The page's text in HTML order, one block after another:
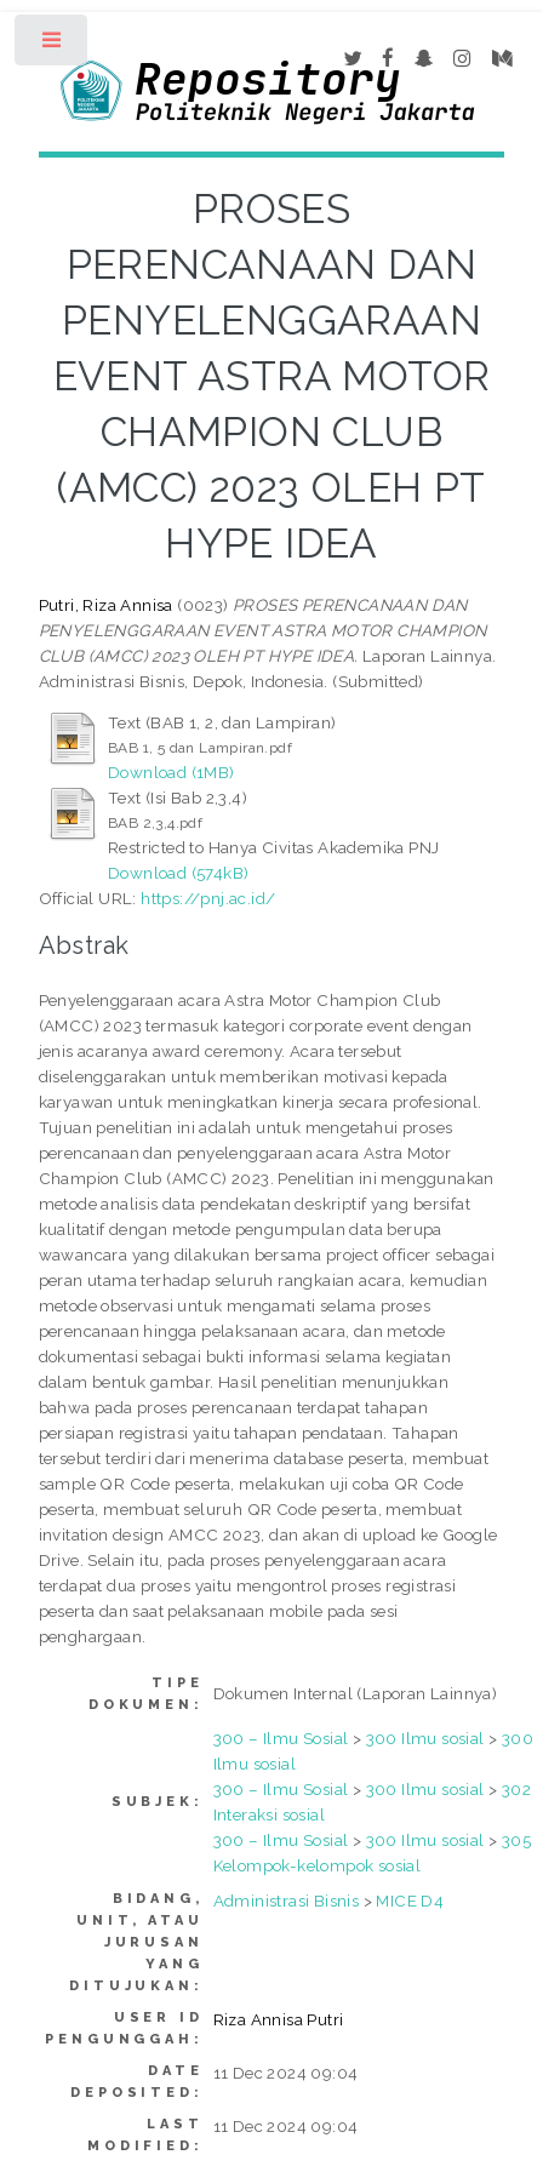
PROSES
PERENCANAAN DAN
PENYELENGGARAAN
EVENT ASTRA MOTOR
CHAMPION CLUB
(AMCC) 2023 OLEH PT
HYPE IDEA
Putri, Riza Annisa (0023) PROSES PERENCANAAN DAN
PENYELENGGARAAN EVENT ASTRA MOTOR CHAMPION
CLUB (AMCC) 2023 OLEH PT HYPE IDEA. Laporan Lainnya.
Administrasi Bisnis, Depok, Indonesia. (Submitted)
Text (BAB 1, 2, dan Lampiran)
BAB 1, 5 dan Lampiran.pdf
Download (1MB)
Text (Isi Bab 2,3,4)
BAB 2,3,4.pdf
Restricted to Hanya Civitas Akademika PNJ
Download (574kB)
Official URL: https://pnj.ac.id/
Abstrak
Penyelenggaraan acara Astra Motor Champion Club
(AMCC) 2023 termasuk kategori corporate event dengan
jenis acaranya award ceremony. Acara tersebut
diselenggarakan untuk memberikan motivasi kepada
karyawan untuk meningkatkan kinerja secara profesional.
Tujuan penelitian ini adalah untuk mengetahui proses
perencanaan dan penyelenggaraan acara Astra Motor
Champion Club (AMCC) 2023. Penelitian ini menggunakan
metode analisis data pendekatan deskriptif yang bersifat
kualitatif dengan metode pengumpulan data berupa
wawancara yang dilakukan bersama project officer sebagai
peran utama terhadap seluruh rangkaian acara, kemudian
metode observasi untuk mengamati selama proses
perencanaan hingga pelaksanaan acara, dan metode
dokumentasi sebagai bukti informasi selama kegiatan
dalam bentuk gambar. Hasil penelitian menunjukkan
bahwa pada proses perencanaan terdapat tahapan
persiapan registrasi yaitu tahapan pendataan. Tahapan
tersebut terdiri dari menerima database peserta, membuat
sample QR Code peserta, melakukan uji coba QR Code
peserta, membuat seluruh QR Code peserta, membuat
invitation design AMCC 2023, dan akan di upload ke Google
Drive. Selain itu, pada proses penyelenggaraan acara
terdapat dua proses yaitu mengontrol proses registrasi
peserta dan saat pelaksanaan mobile pada sesi
penghargaan.
TIPE
DOKUMEN:
Dokumen Internal (Laporan Lainnya)
SUBJEK:
300 – Ilmu Sosial > 300 Ilmu sosial > 300
Ilmu sosial
300 – Ilmu Sosial > 300 Ilmu sosial > 302
Interaksi sosial
300 – Ilmu Sosial > 300 Ilmu sosial > 305
Kelompok-kelompok sosial
BIDANG,
UNIT, ATAU
JURUSAN
YANG
DITUJUKAN:
Administrasi Bisnis > MICE D4
USER ID
PENGUNGGAH:
Riza Annisa Putri
DATE
DEPOSITED:
11 Dec 2024 09:04
LAST
MODIFIED:
11 Dec 2024 09:04